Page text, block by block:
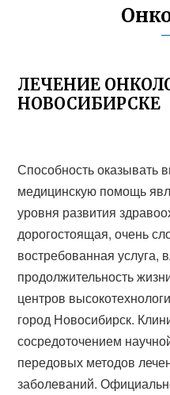
ЛЕЧЕНИЕ
НОВОСИБИРСКЕ
Способность оказывать
медицинскую помощь
уровня развития
дорогостоящая, очень
востребованная услуга,
продолжительность
центров
город Новосибирск.
сосредоточением
передовых методов
заболеваний.